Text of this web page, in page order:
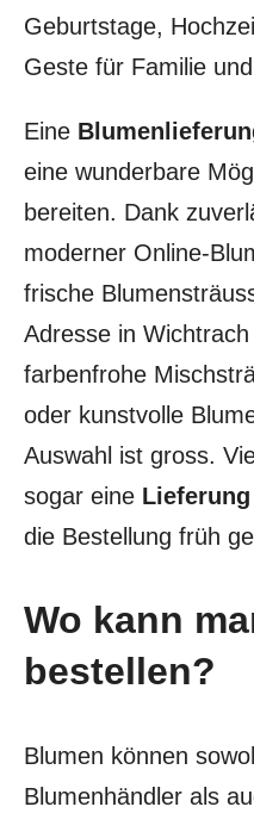
Geburtstage,
Geste für Familie
Eine
eine wunderbare
bereiten. Dank
moderner Online-
frische
Adresse in
farbenfrohe
oder kunstvolle
Auswahl ist gross.
sogar eine
die Bestellung früh
Wo kann
bestellen?
Blumen können
Blumenhändler als